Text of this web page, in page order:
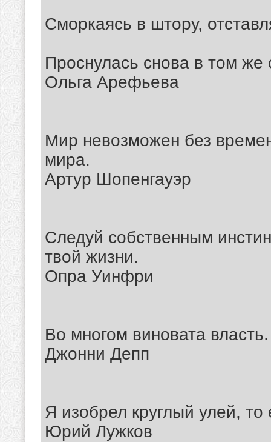
Сморкаясь в штору,
Проснулась снова в том же
Ольга Арефьева
Мир невозможен без
мира.
Артур Шопенгауэр
Следуй собственным
твой жизни.
Опра Уинфри
Во многом виновата
Джонни Депп
Я изобрел круглый улей, то
Юрий Лужков